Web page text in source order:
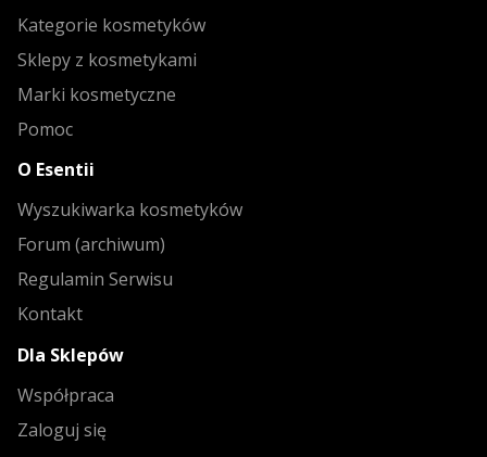
Kategorie kosmetyków
Sklepy z kosmetykami
Marki kosmetyczne
Pomoc
O Esentii
Wyszukiwarka kosmetyków
Forum (archiwum)
Regulamin Serwisu
Kontakt
Dla Sklepów
Współpraca
Zaloguj się